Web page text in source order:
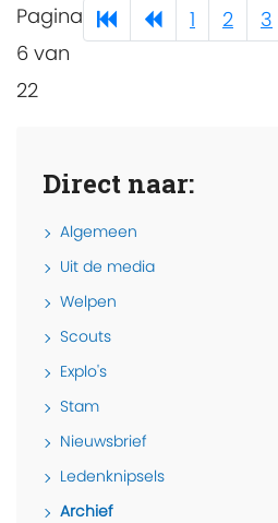
Pagina
6 van
22
1 2 3
Direct naar:
Algemeen
Uit de media
Welpen
Scouts
Explo's
Stam
Nieuwsbrief
Ledenknipsels
Archief